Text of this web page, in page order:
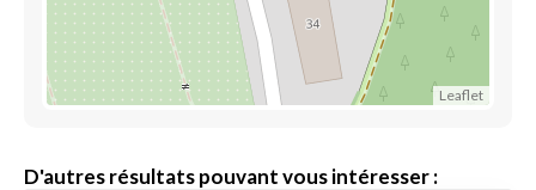
Leaflet
D'autres résultats pouvant vous intéresser :